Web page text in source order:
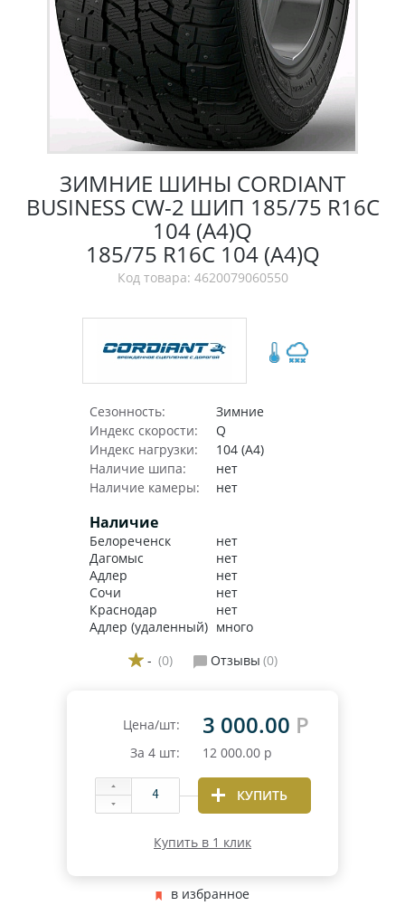
ЗИМНИЕ ШИНЫ CORDIANT
BUSINESS CW-2 ШИП 185/75 R16C
104 (A4)Q
185/75 R16C 104 (A4)Q
Код товара: 4620079060550
Сезонность:
Зимние
Индекс скорости:
Q
Индекс нагрузки:
104 (A4)
Наличие шипа:
нет
Наличие камеры:
нет
Наличие
Белореченск
нет
Дагомыс
нет
Адлер
нет
Сочи
нет
Краснодар
нет
Адлер (удаленный) много
- (0) Отзывы (0)
Цена/шт: 3 000.00 Р
За 4 шт: 12 000.00 р
КУПИТЬ
Купить в 1 клик
в избранное